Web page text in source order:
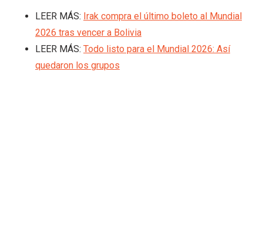
LEER MÁS: Irak compra el último boleto al Mundial
2026 tras vencer a Bolivia
LEER MÁS: Todo listo para el Mundial 2026: Así
quedaron los grupos